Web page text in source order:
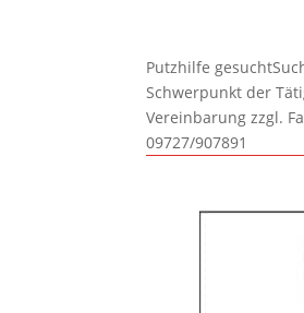
Putzhilfe
Schwerpunkt der
Vereinbarung zzgl.
09727/907891